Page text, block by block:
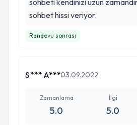
sohbeti kendinizi uzun zamandır
sohbet hissi veriyor.
Randevu sonrası
S*** A***03.09.2022
Zamanlama
5.0
İlgi
5.0